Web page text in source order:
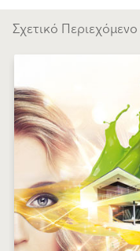
Σχετικό Περιεχόμενο